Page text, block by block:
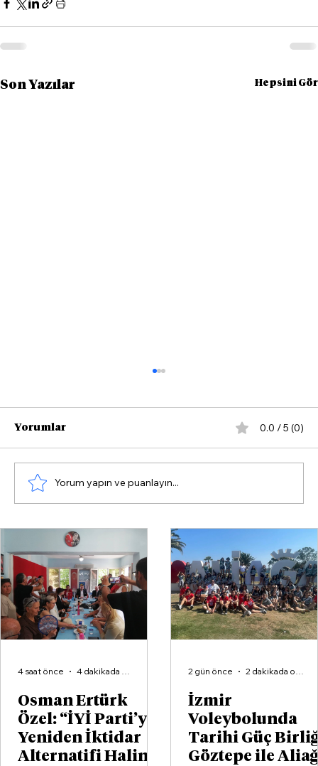
Osman Ertürk
Özel: “İYİ Parti’yi
Yeniden İktidar
Alternatifi Haline
4 saat önce 4 dakikada okunur
İzmir
Voleybolunda
Tarihi Güç
Göztepe ile
2 gün önce 2 dakikada okunur
Son Yazılar Hepsini Gör
Osman Ertürk Özel: “Bize yeni
masallar anlatıp uyutmak
istiyorlar”
Yorumlar 0.0 / 5 (0)
Yorum yapın ve puanlayın...